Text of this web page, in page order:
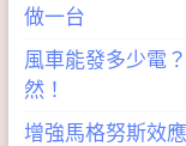
做一台
風車能發多少電
然！
增強馬格努斯效